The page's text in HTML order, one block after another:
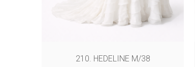
210. HEDELINE M/38